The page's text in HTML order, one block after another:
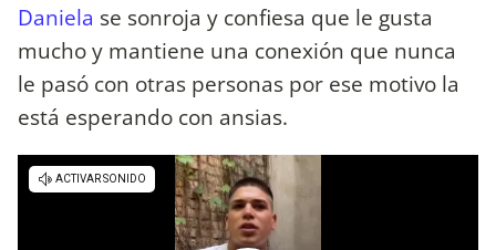
Daniela se sonroja y confiesa que le gusta
mucho y mantiene una conexión que nunca
le pasó con otras personas por ese motivo la
está esperando con ansias.